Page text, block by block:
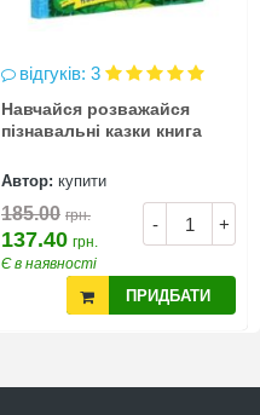
відгуків: 3
Навчайся розважайся
пізнавальні казки книга
Автор: купити
- +
185.00 грн.
137.40 грн.
Є в наявності
ПРИДБАТИ